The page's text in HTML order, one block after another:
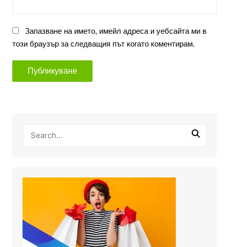
Запазване на името, имейл адреса и уебсайта ми в
този браузър за следващия път когато коментирам.